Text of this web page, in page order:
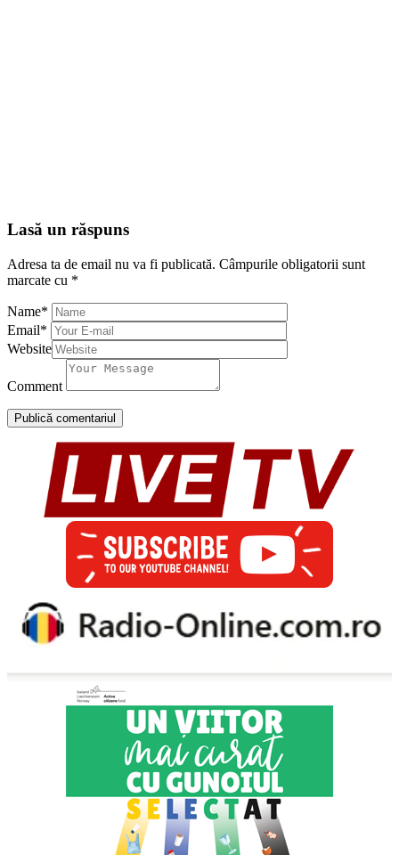
Lasă un răspuns
Adresa ta de email nu va fi publicată. Câmpurile obligatorii sunt
marcate cu *
Name*
Email*
Website
Comment